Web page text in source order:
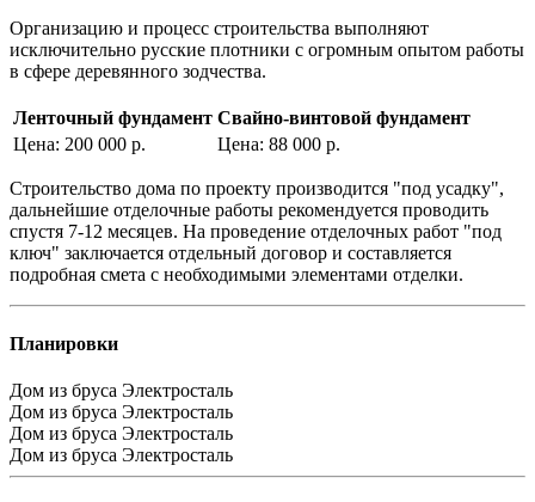
Организацию и процесс строительства выполняют
исключительно русские плотники с огромным опытом работы
в сфере деревянного зодчества.
Ленточный фундамент Свайно-винтовой фундамент
Цена: 200 000 р.
Цена: 88 000 р.
Строительство дома по проекту производится "под усадку",
дальнейшие отделочные работы рекомендуется проводить
спустя 7-12 месяцев. На проведение отделочных работ "под
ключ" заключается отдельный договор и составляется
подробная смета с необходимыми элементами отделки.
Планировки
Дом из бруса Электросталь
Дом из бруса Электросталь
Дом из бруса Электросталь
Дом из бруса Электросталь